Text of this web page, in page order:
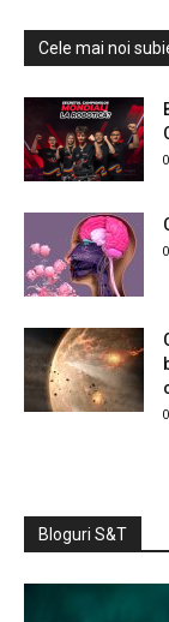
Cele mai noi
Bloguri S&T